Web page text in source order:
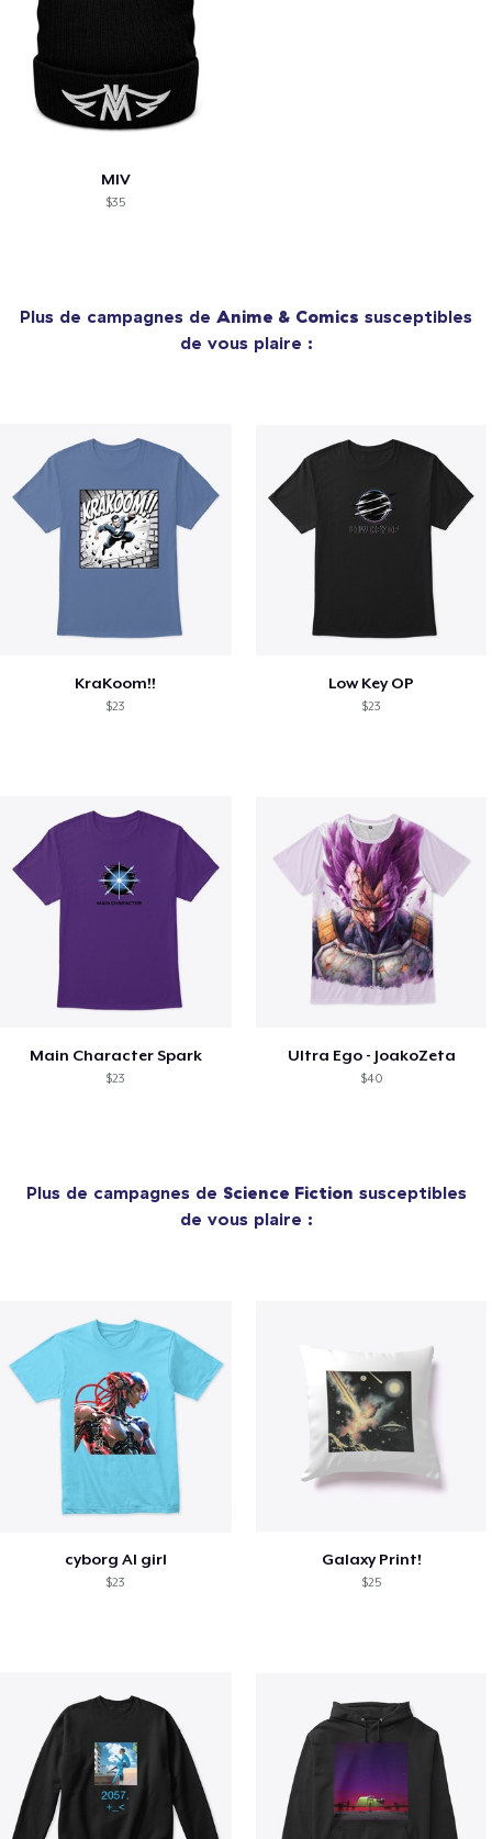
MIV
$35
Plus de campagnes de Anime & Comics susceptibles
de vous plaire :
KraKoom!!
$23
Low Key OP
$23
Main Character Spark
$23
Ultra Ego - JoakoZeta
$40
Plus de campagnes de Science Fiction susceptibles
de vous plaire :
cyborg AI girl
$23
Galaxy Print!
$25